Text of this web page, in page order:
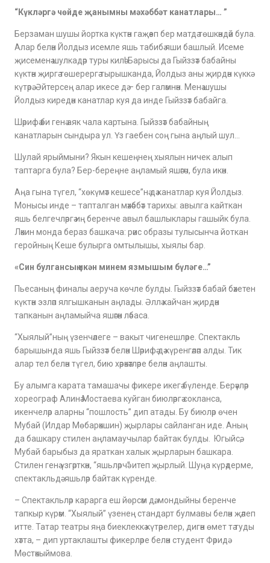
“Күкләргә чөйде җанымны мәхәббәт канатлары… ”
Берзаман шушы йортка күктән гаҗәеп бер матдә төшкәндәй була.
Алар белән Йолдыз исемле яшь табибә яши башлый. Исеме
җисеменә шулкадәр туры килә! Барысы да Гыйззәт бабайны
күктән җиргә төшерергә тырышканда, Йолдыз аны җирдән күккә
күтәрә. Әйтерсең алар икесе дә – бер галәмнән. Менә шушы
Йолдыз киредән канатлар куя да инде Гыйззәт бабайга.
Шәрифә әби генә аяк чала картына. Гыйззәт бабайның
канатларын сындыра ул. Үз гаебен соң гына аңлый шул…
Шулай ярыймыни? Якын кешеңнең хыялын ничек алып
таптарга була? Бер-береңне аңламый яшәгәч, була икән.
Аңа гына түгел, “хөкүмәт кешесе”нә дә канатлар куя Йолдыз.
Монысы инде – тапталган мәхәббәт тарихы: авылга кайткан
яшь белгечләргә иң беренче авыл башлыклары гашыйк була.
Ләкин монда бераз башкача: рәис образы тулысынча йоткан
геройның Кеше булырга омтылышы, хыялы бар.
«Син булгансың икән минем язмышым бүләге…”
Пьесаның финалы аеруча көчле булды. Гыйззәт бабай бәхетен
күктән эзләп ялгышканын аңлады. Әллә кайчан җирдән
тапканын аңламыйча яшәгән ләбаса.
“Хыялый”ның үзенчәлеге – вакыт чигенешләре. Спектакль
барышында яшь Гыйззәт белән Шәрифә дә күренгәләп алды. Тик
алар тел белән түгел, бию хәрәкәтләре белән аңлашты.
Бу алымга карата тамашачы фикере икегә бүленде. Берәүләр
хореограф Алинә Мостаева куйган биюләргә сокланса,
икенчеләр аларны “пошлость” дип атады. Бу биюләр өчен
Mубай (Илдар Мөбарәкшин) җырлары сайланган иде. Аның
да башкару стилен аңламаучылар байтак булды. Югыйсә,
Mубай барыбыз да яраткан халык җырларын башкара.
Стилен генә үзгәрткән, “яшьләрчә” итеп җырлый. Шуңа күрәдерме,
спектакльдә яшьләр байтак күренде.
– Спектакльләр карарга еш йөрсәм дә, мондыйны беренче
тапкыр күрәм. “Хыялый” үзенең стандарт булмавы белән җәлеп
итте. Татар театры яңа биеклеккә күтәрелер, дигән өмет тә туды
хәтта, – дип уртаклашты фикерләре белән студент Фәридә
Мөстәкыймова.